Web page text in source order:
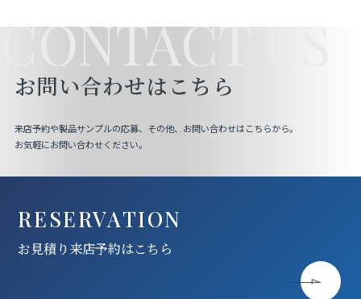
CONTACT US
お問い合わせはこちら
来店予約や製品サンプルの応募、その他、お問い合わせはこちらから。
お気軽にお問い合わせください。
RESERVATION
お見積り来店予約はこちら